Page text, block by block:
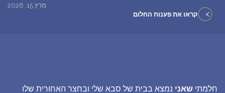
מרץ 15, 2026
> קראו את פענוח החלום
חלמתי שאני נמצא בבית של סבא שלי ובחצר האחורית שלו